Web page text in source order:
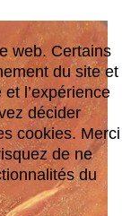
web. Certains
du site et
l’expérience
décider
cookies. Merci
de ne
du